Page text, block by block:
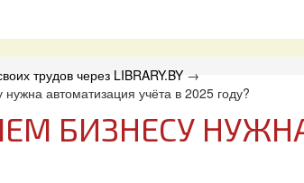
трудов через LIBRARY.BY →
автоматизация учёта в 2025 году?
БИЗНЕСУ